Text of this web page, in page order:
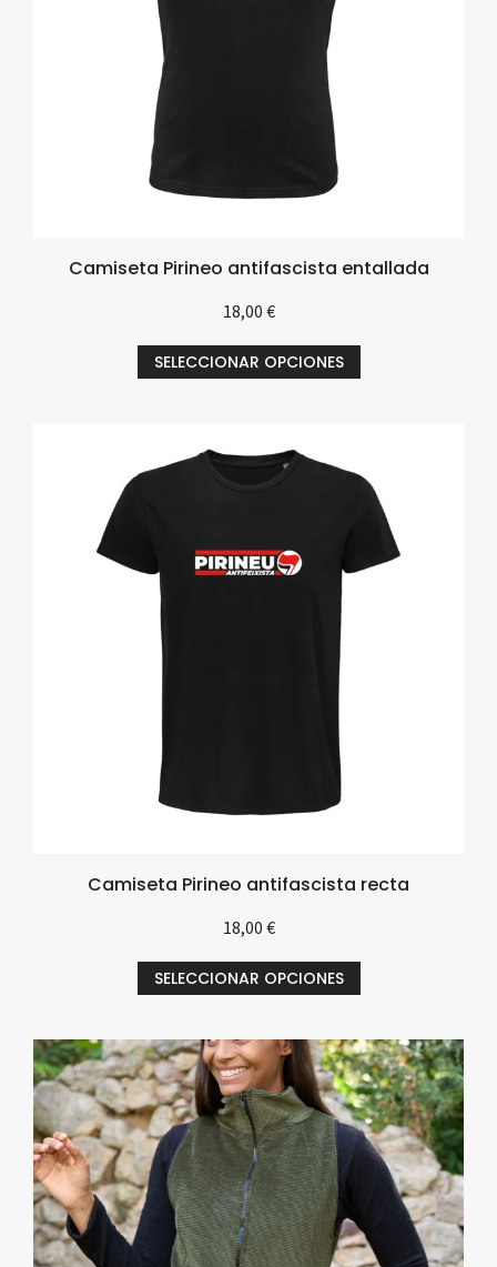
Camiseta Pirineo antifascista entallada
18,00 €
SELECCIONAR OPCIONES
Camiseta Pirineo antifascista recta
18,00 €
SELECCIONAR OPCIONES